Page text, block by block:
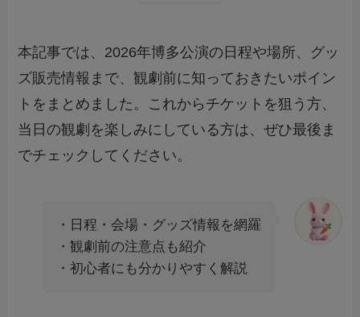
本記事では、2026年博多公演の日程や場所、グッ
ズ販売情報まで、観劇前に知っておきたいポイン
トをまとめました。これからチケットを狙う方、
当日の観劇を楽しみにしている方は、ぜひ最後ま
でチェックしてください。
・日程・会場・グッズ情報を網羅
・観劇前の注意点も紹介
・初心者にも分かりやすく解説